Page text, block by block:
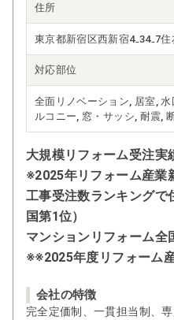
住所
東京都新宿区西新宿4₋34₋7
対応部位
全面リノベーション, 居室,
ルコニー, 窓・サッシ, 耐震,
大規模リフォーム受注実
※2025年リフォーム産業
工事受注数ランキングで
国第1位）
マンションリフォーム全
※※2025年度リフォーム
会社の特徴
完全定価制、一貫担当制、